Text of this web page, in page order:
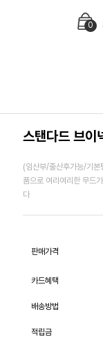
0
스탠다드 브이
(임산부/출산후가능/기
품으로 여리여리한 무드
다
판매가격
카드혜택
배송방법
적립금